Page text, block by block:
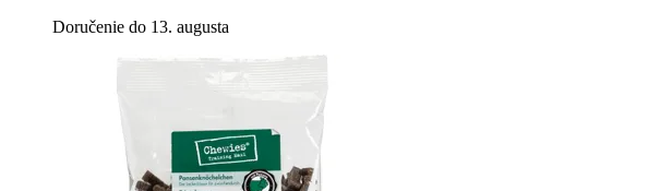
Doručenie do 13. augusta